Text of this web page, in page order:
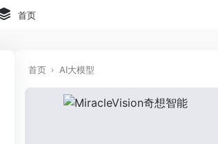
首页
首页 AI大模型